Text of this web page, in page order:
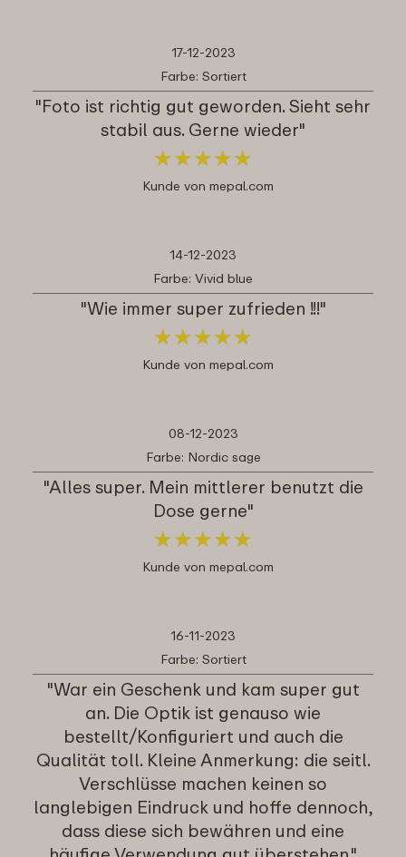
17-12-2023
Farbe: Sortiert
"Foto ist richtig gut geworden. Sieht sehr
stabil aus. Gerne wieder"
★★★★★
★★★★★
Kunde von mepal.com
14-12-2023
Farbe: Vivid blue
"Wie immer super zufrieden !!!"
★★★★★
★★★★★
Kunde von mepal.com
08-12-2023
Farbe: Nordic sage
"Alles super. Mein mittlerer benutzt die
Dose gerne"
★★★★★
★★★★★
Kunde von mepal.com
16-11-2023
Farbe: Sortiert
"War ein Geschenk und kam super gut
an. Die Optik ist genauso wie
bestellt/Konfiguriert und auch die
Qualität toll. Kleine Anmerkung: die seitl.
Verschlüsse machen keinen so
langlebigen Eindruck und hoffe dennoch,
dass diese sich bewähren und eine